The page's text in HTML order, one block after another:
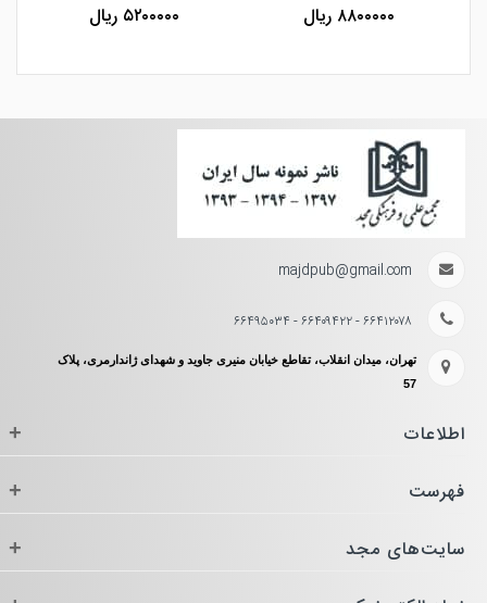
۸۸۰۰۰۰۰ ریال ۵۲۰۰۰۰۰ ریال
majdpub@gmail.com
۶۶۴۱۲۰۷۸ - ۶۶۴۰۹۴۲۲ - ۶۶۴۹۵۰۳۴
تهران، میدان انقلاب، تقاطع خیابان منیری جاوید و شهدای ژاندارمری، پلاک
57
اطلاعات +
فهرست +
سایت‌های مجد +